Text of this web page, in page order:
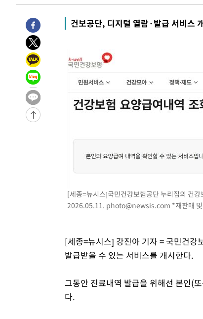
10분 전 >미 워싱턴주 스포캔 시의 통제불능 3개 산불, 방화선 일
2시간 전 >
[속보] 호르무즈 해협 이란-오만 협상 기대속 뉴욕증시
0.49%↑
-29219초 전 >
-29149초 전 >
-29014초 전 >
[속보]원·달러 환율, 0.7원 내린 1423.8원 마감
-26613초 전 >
-23658초 전 >
-16259초 전 >
내일까지 39도 '펄펄'…기상청 "태풍 지나며 폭염
-15896초 전 >
[속보]경찰, '홍명보 선임 논란' 대한축구협회·축구
[속보]산업장관 "美무역법 제301조 과잉생산 결과
[속보]전남광주 초대 시민추천 부시장에 백승주·윤
[속보]코스피, 119.51포인트(1.81%) 내린
6월 경상수지 497.3억 달러…두 달 연속 사상 최대
미 워싱턴주 스포캔 시의 통제불능 3개 산불, 방화선 일부
[속보] 호르무즈 해협 이란-오만 협상 기대속 뉴욕증시
건보공단, 디지털 열람·발급 서비스
[세종=뉴시스]국민건강보험공단 누리집의 건
2026.05.11. photo@newsis.com *재판매
[세종=뉴시스] 강진아 기자 = 국민건강
발급받을 수 있는 서비스를 개시한다.
그동안 진료내역 발급을 위해선 본인(
다.